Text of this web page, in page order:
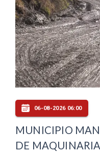
06-08-2026 06:00
MUNICIPIO
DE